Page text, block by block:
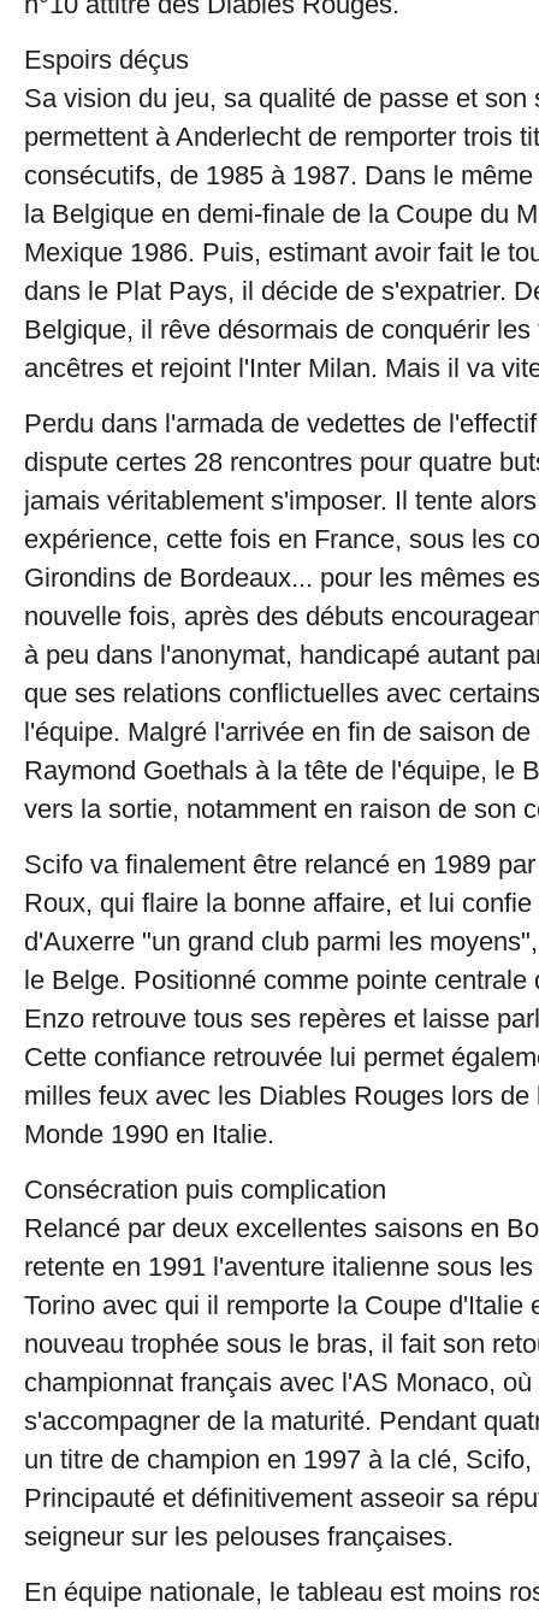
Espoirs déçus
Sa vision du jeu, sa qualité de passe et son
permettent à Anderlecht de remporter trois
consécutifs, de 1985 à 1987. Dans le
la Belgique en demi-finale de la Coupe du
Mexique 1986. Puis, estimant avoir fait le
dans le Plat Pays, il décide de s'expatrier.
Belgique, il rêve désormais de conquérir
ancêtres et rejoint l'Inter Milan. Mais il va
Perdu dans l'armada de vedettes de
dispute certes 28 rencontres pour quatre
jamais véritablement s'imposer. Il tente
expérience, cette fois en France, sous les
Girondins de Bordeaux... pour les mêmes
nouvelle fois, après des débuts
à peu dans l'anonymat, handicapé autant
que ses relations conflictuelles avec
l'équipe. Malgré l'arrivée en fin de saison
Raymond Goethals à la tête de l'équipe, le
vers la sortie, notamment en raison de son
Scifo va finalement être relancé en 1989
Roux, qui flaire la bonne affaire, et lui
d'Auxerre "un grand club parmi les
le Belge. Positionné comme pointe centrale
Enzo retrouve tous ses repères et laisse
Cette confiance retrouvée lui permet
milles feux avec les Diables Rouges lors de
Monde 1990 en Italie.
Consécration puis complication
Relancé par deux excellentes saisons en
retente en 1991 l'aventure italienne sous
Torino avec qui il remporte la Coupe d'Italie
nouveau trophée sous le bras, il fait son
championnat français avec l'AS Monaco,
s'accompagner de la maturité. Pendant
un titre de champion en 1997 à la clé,
Principauté et définitivement asseoir sa
seigneur sur les pelouses françaises.
En équipe nationale, le tableau est moins